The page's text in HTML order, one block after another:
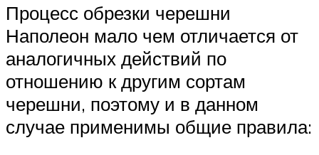
Процесс обрезки черешни
Наполеон мало чем отличается от
аналогичных действий по
отношению к другим сортам
черешни, поэтому и в данном
случае применимы общие правила: